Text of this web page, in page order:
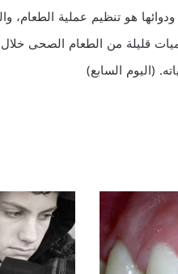
هو تنظيم عملية الطعام،
(اليوم السابع)
ع
ل
ا
ج